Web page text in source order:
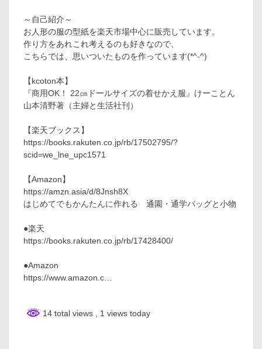
～自己紹介～
お人形の服の型紙を楽天市場中心に販売しています。
作り方をあれこれ考えるのも好きなので、
こちらでは、思いついたものを作っています(*^-^)
【kcoton本】
『商用OK！ 22㎝ドールサイズの着せかえ服』けーことん
山本清野著（主婦と生活社刊）
【楽天ブックス】
https://books.rakuten.co.jp/rb/17502795/?
scid=we_lne_upc1571
【Amazon】
https://amzn.asia/d/8Jnsh8X
はじめてでもかんたんに作れる 通園・通学バッグと小物
●楽天
https://books.rakuten.co.jp/rb/17428400/
●Amazon
https://www.amazon.c…
14 total views , 1 views today